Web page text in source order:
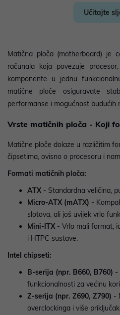
Učitajte
Matična ploča (motherboard) je
računala koja povezuje
komponente u jednu
matične ploče osiguravate
performanse i mogućnost budućih
Vrste matičnih ploča - Koji
Matične ploče dolaze u različitim
čipsetima, ovisno o procesoru i
Formati matičnih ploča:
ATX - Standardna veličina,
Micro-ATX (mATX) -
slotova, ali još uvijek vrlo
Mini-ITX - Vrlo mali format,
i HTPC sustave.
Intel chipseti:
B-serija (npr. B660, B760) -
funkcionalnosti za većinu
Z-serija (npr. Z690, Z790) -
overclockinga i više